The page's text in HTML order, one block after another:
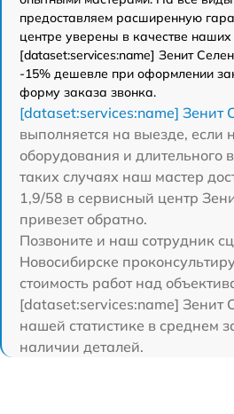
предоставляем расширенную
центре уверены в качестве наших
[dataset:services:name] Зенит
-15% дешевле при оформлении
форму заказа звонка.
[dataset:services:name] Зенит
выполняется на выезде, если
оборудования и длительного
таких случаях наш мастер
1,9/58 в сервисный центр
привезет обратно.
Позвоните и наш сотрудник
Новосибирске
стоимость работ над
[dataset:services:name] Зенит
нашей статистике в среднем
наличии деталей.